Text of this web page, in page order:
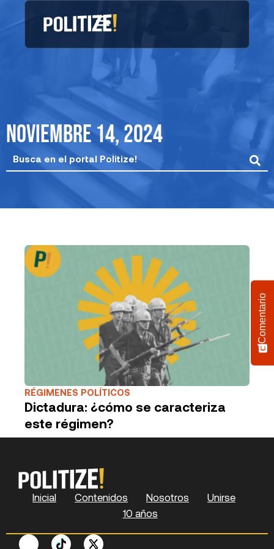
noviembre 14, 2024
RÉGIMENES POLÍTICOS
Dictadura: ¿cómo se caracteriza
este régimen?
Inicial Contenidos Nosotros
Unirse
10 años
X
F
Y
L
P
S
Comentario